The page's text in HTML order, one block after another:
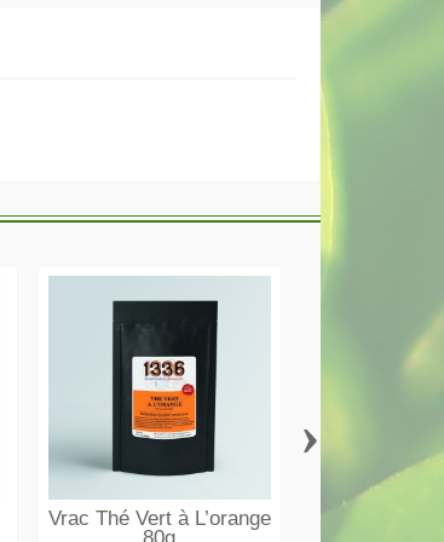
Vrac Thé Vert à L’orange
80g
›